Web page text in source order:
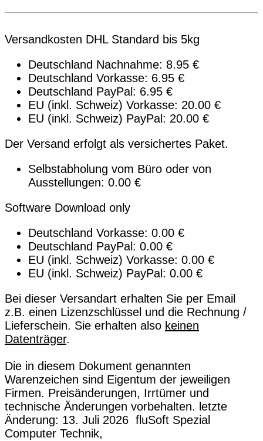
Versandkosten DHL Standard bis 5kg
Deutschland Nachnahme: 8.95 €
Deutschland Vorkasse: 6.95 €
Deutschland PayPal: 6.95 €
EU (inkl. Schweiz) Vorkasse: 20.00 €
EU (inkl. Schweiz) PayPal: 20.00 €
Der Versand erfolgt als versichertes Paket.
Selbstabholung vom Büro oder von
Ausstellungen: 0.00 €
Software Download only
Deutschland Vorkasse: 0.00 €
Deutschland PayPal: 0.00 €
EU (inkl. Schweiz) Vorkasse: 0.00 €
EU (inkl. Schweiz) PayPal: 0.00 €
Bei dieser Versandart erhalten Sie per Email
z.B. einen Lizenzschlüssel und die Rechnung /
Lieferschein. Sie erhalten also keinen
Datenträger.
Die in diesem Dokument genannten
Warenzeichen sind Eigentum der jeweiligen
Firmen. Preisänderungen, Irrtümer und
technische Änderungen vorbehalten. letzte
Änderung: 13. Juli 2026 fluSoft Spezial
Computer Technik,